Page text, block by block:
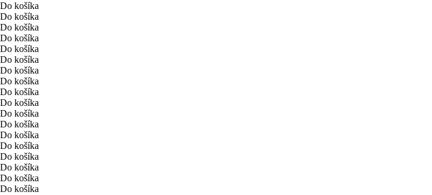
Do košíka
Do košíka
Do košíka
Do košíka
Do košíka
Do košíka
Do košíka
Do košíka
Do košíka
Do košíka
Do košíka
Do košíka
Do košíka
Do košíka
Do košíka
Do košíka
Do košíka
Do košíka